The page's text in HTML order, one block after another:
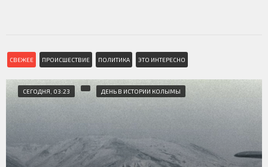
СВЕЖЕЕ ПРОИСШЕСТВИЕ ПОЛИТИКА ЭТО ИНТЕРЕСНО
СЕГОДНЯ, 03:23 ДЕНЬ В ИСТОРИИ КОЛЫМЫ